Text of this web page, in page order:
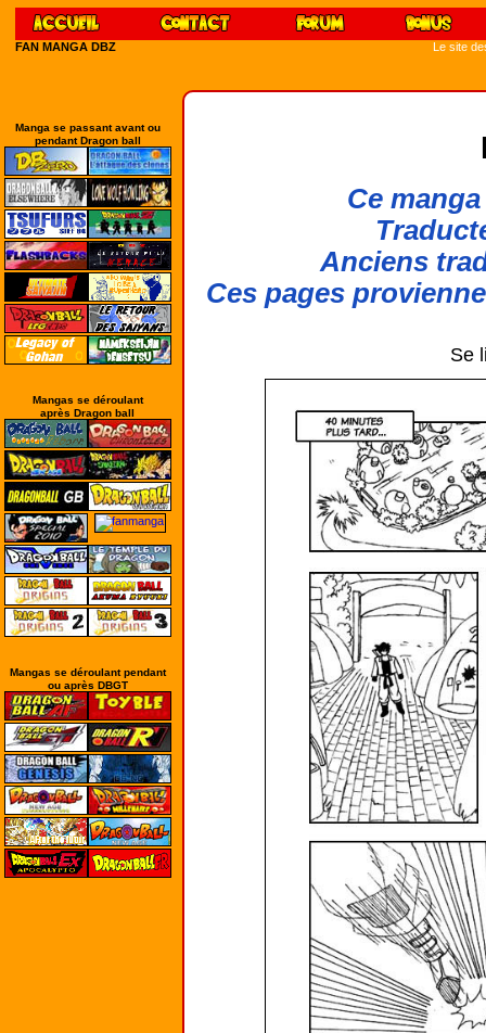
FAN MANGA DBZ Le site
Manga se passant avant ou
pendant Dragon ball
Mangas se déroulant
après Dragon ball
Mangas se déroulant pendant
ou après DBGT
Ce
Anciens
Ces pages
Se